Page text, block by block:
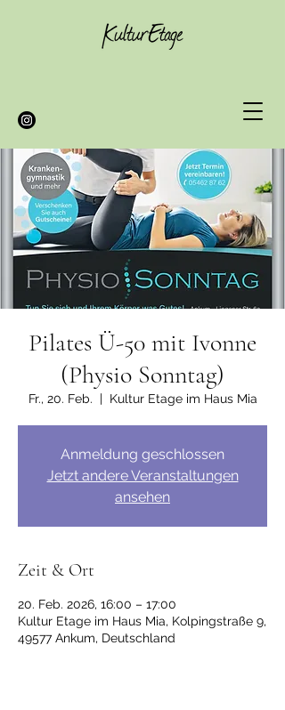
Pilates Ü-50 mit Ivonne
(Physio Sonntag)
Fr., 20. Feb.
  |
Kultur Etage im Haus Mia
Anmeldung geschlossen
Jetzt andere Veranstaltungen
ansehen
Zeit & Ort
20. Feb. 2026, 16:00 – 17:00
Kultur Etage im Haus Mia, Kolpingstraße 9,
49577 Ankum, Deutschland